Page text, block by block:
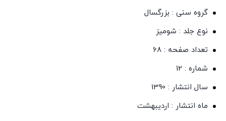
گروه سنی : بزرگسال
نوع جلد : شومیز
تعداد صفحه : 68
شماره : 12
سال انتشار : 1390
ماه انتشار : اردیبهشت